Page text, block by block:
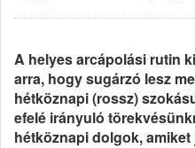
A helyes arcápolási rutin
arra, hogy sugárzó lesz
hétköznapi (rossz)
efelé irányuló
hétköznapi dolgok,